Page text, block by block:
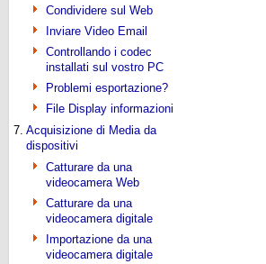
Condividere sul Web
Inviare Video Email
Controllando i codec
installati sul vostro PC
Problemi esportazione?
File Display informazioni
7. Acquisizione di Media da
dispositivi
Catturare da una
videocamera Web
Catturare da una
videocamera digitale
Importazione da una
videocamera digitale